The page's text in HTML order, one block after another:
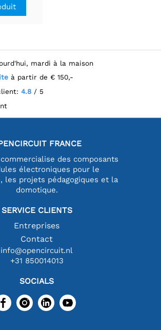
mardi à la maison
à partir de € 150,-
4.8 / 5
FRANCE
des composants
électroniques pour le
les projets pédagogiques et la
domotique.
SERVICE CLIENTS
Entreprises
Contact
info@opencircuit.nl
+31 850014013
SOCIALS